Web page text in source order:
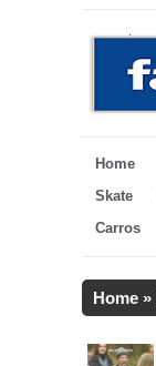
Home
Skate
Carros
Home »